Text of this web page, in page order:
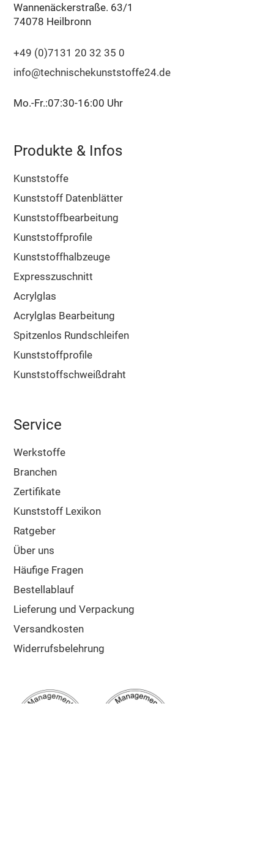
Wannenäckerstraße. 63/1
74078 Heilbronn
+49 (0)7131 20 32 35 0
info@technischekunststoffe24.de
Mo.-Fr.:07:30-16:00 Uhr
Produkte & Infos
Kunststoffe
Kunststoff Datenblätter
Kunststoffbearbeitung
Kunststoffprofile
Kunststoffhalbzeuge
Expresszuschnitt
Acrylglas
Acrylglas Bearbeitung
Spitzenlos Rundschleifen
Kunststoffprofile
Kunststoffschweißdraht
Service
Werkstoffe
Branchen
Zertifikate
Kunststoff Lexikon
Ratgeber
Über uns
Häufige Fragen
Bestellablauf
Lieferung und Verpackung
Versandkosten
Widerrufsbelehrung